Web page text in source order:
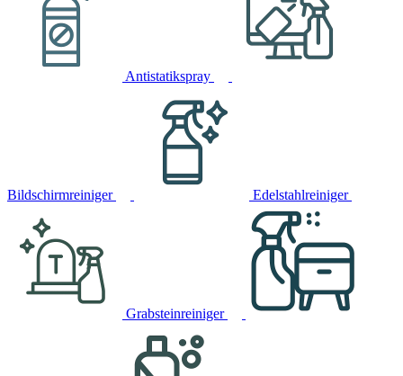
Antistatikspray
Bildschirmreiniger Edelstahlreiniger
Grabsteinreiniger